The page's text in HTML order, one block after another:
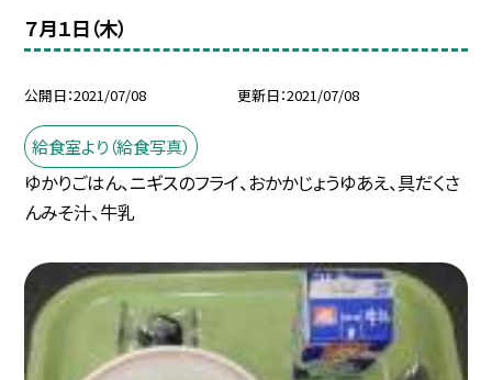
７月１日（木）
公開日 2021/07/08 更新日 2021/07/08
給食室より（給食写真）
ゆかりごはん、ニギスのフライ、おかかじょうゆあえ、具だくさ
んみそ汁、牛乳